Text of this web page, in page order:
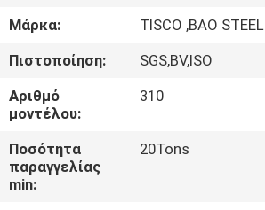
ΓΎΡΟΣ
ΕΡΓΟΣΤΑΣΊΩΝ
ΠΟΙΟΤΙΚΌΣ
ΈΛΕΓΧΟΣ
Μάρκα:
TISCO ,BAO STEEL
Πιστοποίηση:
SGS,BV,ISO
Αριθμό
μοντέλου:
310
Ποσότητα
παραγγελίας
min:
20Tons